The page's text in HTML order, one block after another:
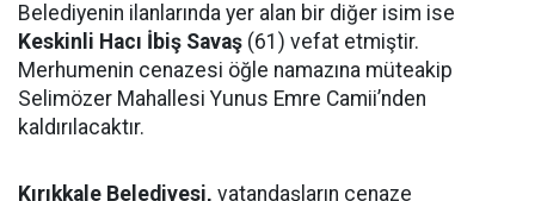
Belediyenin ilanlarında yer alan bir diğer isim ise
Keskinli Hacı İbiş Savaş (61) vefat etmiştir.
Merhumenin cenazesi öğle namazına müteakip
Selimözer Mahallesi Yunus Emre Camii’nden
kaldırılacaktır.
Kırıkkale Belediyesi, vatandaşların cenaze